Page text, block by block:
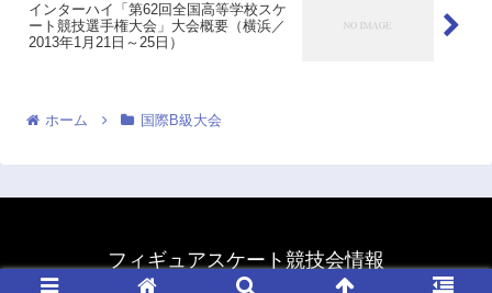
インターハイ「第62回全国高等学校スケ
ート競技選手権大会」大会概要（横浜／
2013年1月21日～25日）
ホーム 国際B級大会
フィギュアスケート競技会情報